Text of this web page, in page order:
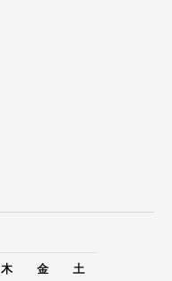
木 金 土